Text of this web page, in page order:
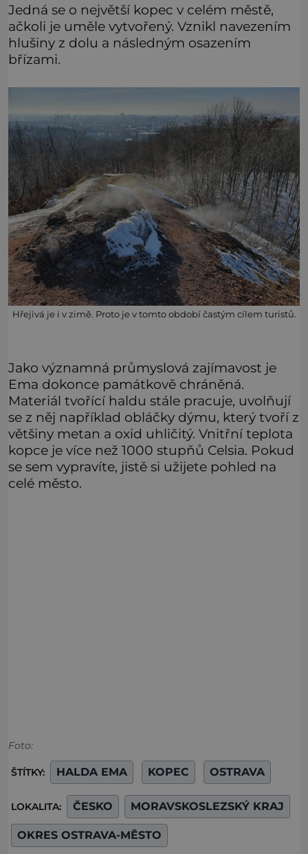
Jedná se o největší kopec v celém městě,
ačkoli je uměle vytvořený. Vznikl navezením
hlušiny z dolu a následným osazením
břízami.
Hřejivá je i v zimě. Proto je v tomto období častým cílem turistů.
Jako významná průmyslová zajímavost je
Ema dokonce památkově chráněná.
Materiál tvořící haldu stále pracuje, uvolňují
se z něj například obláčky dýmu, který tvoří z
většiny metan a oxid uhličitý. Vnitřní teplota
kopce je více než 1000 stupňů Celsia. Pokud
se sem vypravíte, jistě si užijete pohled na
celé město.
Foto:
ŠTÍTKY: HALDA EMA KOPEC OSTRAVA
LOKALITA: ČESKO MORAVSKOSLEZSKÝ KRAJ
OKRES OSTRAVA-MĚSTO